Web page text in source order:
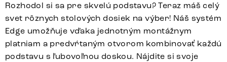
Rozhodol si sa pre skvelú podstavu? Teraz máš celý
svet rôznych stolových dosiek na výber! Náš systém
Edge umožňuje vďaka jednotným montážnym
platniam a predvŕtaným otvorom kombinovať každú
podstavu s ľubovoľnou doskou. Nájdite si svoje